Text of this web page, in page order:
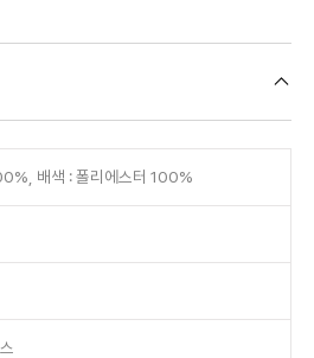
배색 : 폴리에스터 100%